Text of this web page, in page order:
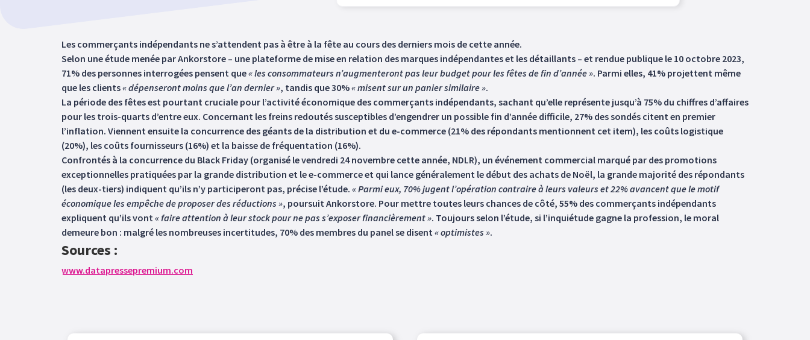
Les commerçants indépendants ne s’attendent pas à être à la fête au cours des derniers mois de cette année.
Selon une étude menée par Ankorstore – une plateforme de mise en relation des marques indépendantes et les détaillants – et rendue publique le 10 octobre 2023,
71% des personnes interrogées pensent que« les consommateurs n’augmenteront pas leur budget pour les fêtes de fin d’année ». Parmi elles, 41% projettent même
que les clients« dépenseront moins que l’an dernier », tandis que 30%« misent sur un panier similaire ».
La période des fêtes est pourtant cruciale pour l’activité économique des commerçants indépendants, sachant qu’elle représente jusqu’à 75% du chiffres d’affaires
pour les trois-quarts d’entre eux. Concernant les freins redoutés susceptibles d’engendrer un possible fin d’année difficile, 27% des sondés citent en premier
l’inflation. Viennent ensuite la concurrence des géants de la distribution et du e-commerce (21% des répondants mentionnent cet item), les coûts logistique
(20%), les coûts fournisseurs (16%) et la baisse de fréquentation (16%).
Confrontés à la concurrence du Black Friday (organisé le vendredi 24 novembre cette année, NDLR), un événement commercial marqué par des promotions
exceptionnelles pratiquées par la grande distribution et le e-commerce et qui lance généralement le début des achats de Noël, la grande majorité des répondants
(les deux-tiers) indiquent qu’ils n’y participeront pas, précise l’étude. « Parmi eux, 70% jugent l’opération contraire à leurs valeurs et 22% avancent que le motif
économique les empêche de proposer des réductions », poursuit Ankorstore. Pour mettre toutes leurs chances de côté, 55% des commerçants indépendants
expliquent qu’ils vont « faire attention à leur stock pour ne pas s’exposer financièrement ». Toujours selon l’étude, si l’inquiétude gagne la profession, le moral
demeure bon : malgré les nombreuses incertitudes, 70% des membres du panel se disent « optimistes ».
Sources :
www.datapressepremium.com